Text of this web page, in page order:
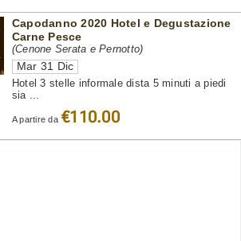
Capodanno 2020 Hotel e Degustazione
Carne Pesce
(Cenone Serata e Pernotto)
Mar 31 Dic
Hotel 3 stelle informale dista 5 minuti a piedi
sia ...
A partire da €110.00